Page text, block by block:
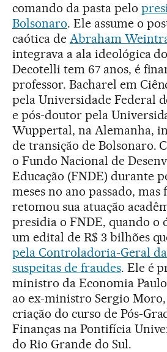
comando da pasta pelo
Bolsonaro. Ele assume o
caótica de Abraham
integrava a ala ideológica
Decotelli tem 67 anos, é
professor. Bacharel em
pela Universidade Federal
e pós-doutor pela
Wuppertal, na Alemanha,
de transição de Bolsonaro.
o Fundo Nacional de
Educação (FNDE) durante
meses no ano passado,
retomou sua atuação
presidia o FNDE, quando o
um edital de R$ 3 bilhões
pela Controladoria-Geral
suspeitas de fraudes. Ele é
ministro da Economia
ao ex-ministro Sergio
criação do curso de Pós-
Finanças na Pontifícia
do Rio Grande do Sul.